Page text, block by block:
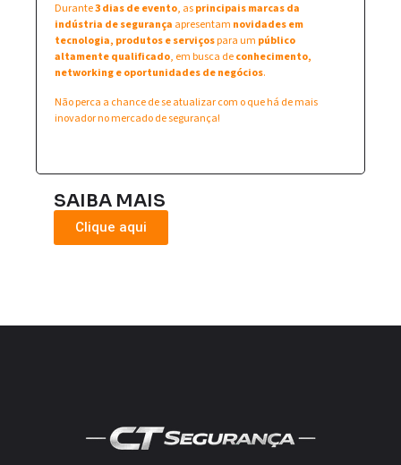
Durante3 dias de evento, asprincipais marcas da
indústria de segurança apresentam novidades em
tecnologia, produtos e serviçospara um público
altamente qualificado, em busca deconhecimento,
networking e oportunidades de negócios.
Não perca a chance de se atualizar com o que há de mais
inovador no mercado de segurança!
SAIBA MAIS
Clique aqui